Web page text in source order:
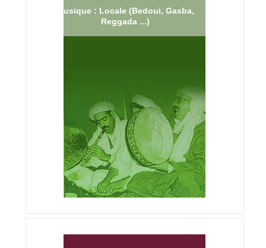
Musique : Locale (Bedoui, Gasba,
Reggada ...)